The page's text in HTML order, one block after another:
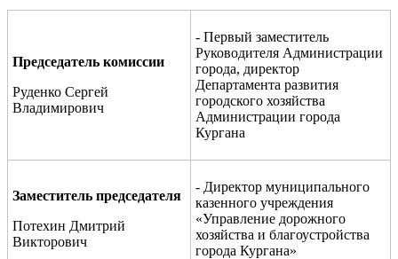
Председатель комиссии
Руденко Сергей
Владимирович
- Первый заместитель
Руководителя Администрации
города, директор
Департамента развития
городского хозяйства
Администрации города
Кургана
Заместитель председателя
Потехин Дмитрий
Викторович
- Директор муниципального
казенного учреждения
«Управление дорожного
хозяйства и благоустройства
города Кургана»